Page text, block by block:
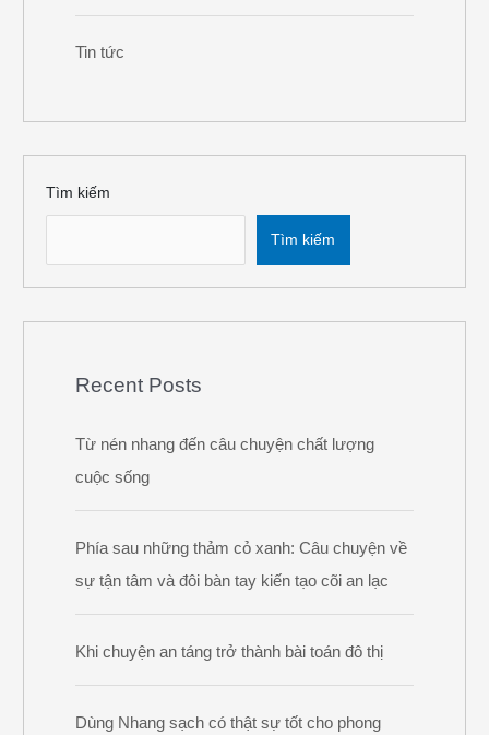
Tin tức
Tìm kiếm
Tìm kiếm
Recent Posts
Từ nén nhang đến câu chuyện chất lượng
cuộc sống
Phía sau những thảm cỏ xanh: Câu chuyện về
sự tận tâm và đôi bàn tay kiến tạo cõi an lạc
Khi chuyện an táng trở thành bài toán đô thị
Dùng Nhang sạch có thật sự tốt cho phong